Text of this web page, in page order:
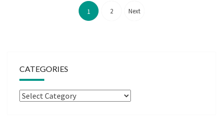
pagination
1 2 Next
CATEGORIES
Categories